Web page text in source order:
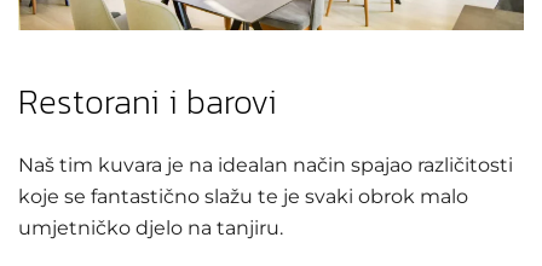
Restorani i barovi
Naš tim kuvara je na idealan način spajao različitosti
koje se fantastično slažu te je svaki obrok malo
umjetničko djelo na tanjiru.